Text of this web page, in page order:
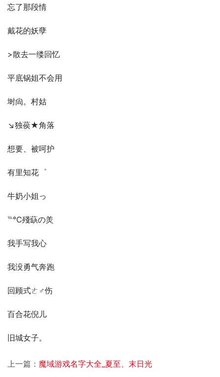
忘了那段情
戴花的妖孽
>散去一缕回忆
平底锅姐不会用
埘尙。村姑
↘独葔★角落
想要、被呵护
有里知花゜
牛奶小姐っ
℡℃殘蒛の羙
我手写我心
我没勇气奔跑
回顾式ㄜ♂伤
百合花倪儿
旧城女子。
上一篇： 魔域游戏名字大全_夏至、末日光